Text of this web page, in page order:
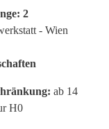
2
- Wien
ab 14
H0